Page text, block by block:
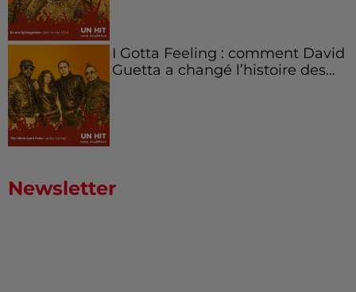
I Gotta Feeling : comment David
Guetta a changé l’histoire des...
Newsletter